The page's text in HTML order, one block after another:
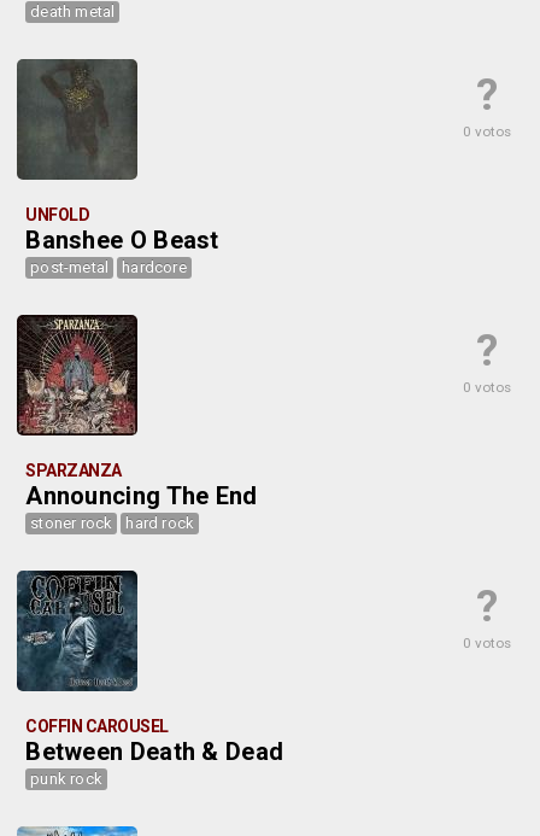
death metal
?
0 votos
UNFOLD
Banshee O Beast
post-metal hardcore
?
0 votos
SPARZANZA
Announcing The End
stoner rock hard rock
?
0 votos
COFFIN CAROUSEL
Between Death & Dead
punk rock